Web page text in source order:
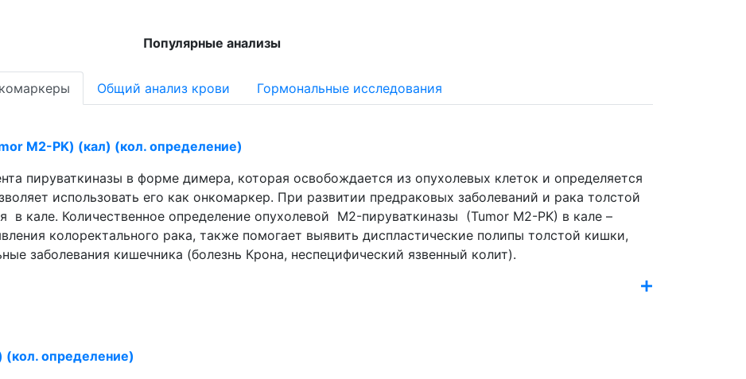
Популярные анализы
Общий анализ крови
Гормональные исследования
M2-PK) (кал) (кол. определение)
пируваткиназы в форме димера, которая освобождается из опухолевых клеток и определяется
онкомаркер. При развитии предраковых заболеваний и рака толстой
в кале. Количественное определение опухолевой M2-пируваткиназы (Tumor M2-PK) в кале –
колоректального рака, также помогает выявить диспластические полипы толстой кишки,
заболевания кишечника (болезнь Крона, неспецифический язвенный колит).
(кол. определение)